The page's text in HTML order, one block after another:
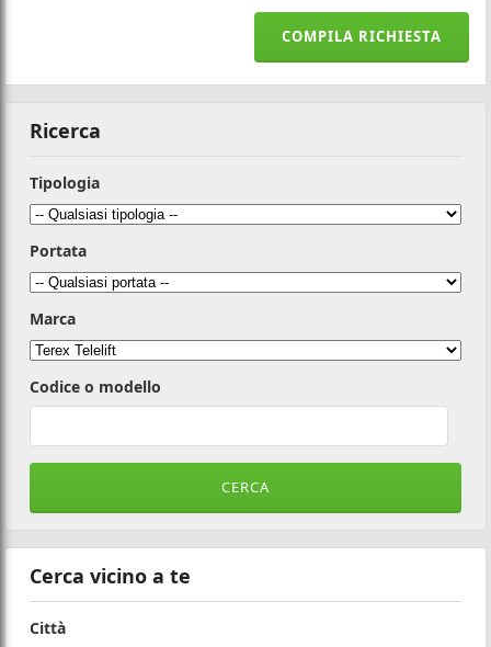
COMPILA RICHIESTA
Ricerca
Tipologia
Portata
Marca
Codice o modello
Cerca vicino a te
Città